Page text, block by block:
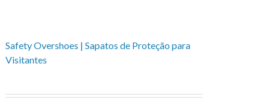
Safety Overshoes | Sapatos de Proteção para
Visitantes